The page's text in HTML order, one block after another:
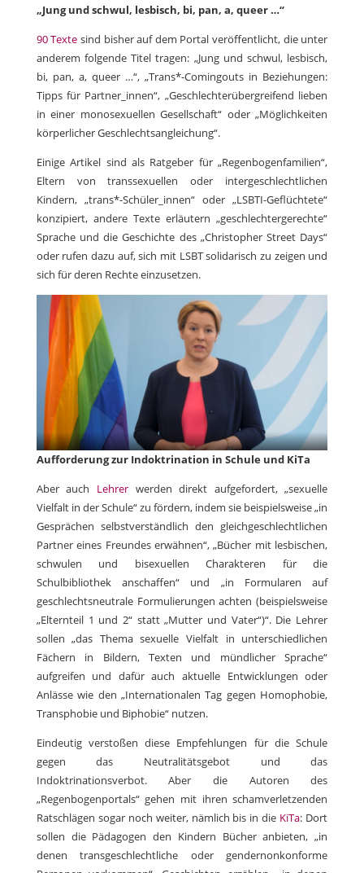
„Jung und schwul, lesbisch, bi, pan, a, queer …“
90 Texte sind bisher auf dem Portal veröffentlicht, die unter
anderem folgende Titel tragen: „Jung und schwul, lesbisch,
bi, pan, a, queer …“, „Trans*-Comingouts in Beziehungen:
Tipps für Partner_innen“, „Geschlechterübergreifend lieben
in einer monosexuellen Gesellschaft“ oder „Möglichkeiten
körperlicher Geschlechtsangleichung“.
Einige Artikel sind als Ratgeber für „Regenbogenfamilien“,
Eltern von transsexuellen oder intergeschlechtlichen
Kindern, „trans*-Schüler_innen“ oder „LSBTI-Geflüchtete“
konzipiert, andere Texte erläutern „geschlechtergerechte“
Sprache und die Geschichte des „Christopher Street Days“
oder rufen dazu auf, sich mit LSBT solidarisch zu zeigen und
sich für deren Rechte einzusetzen.
Aufforderung zur Indoktrination in Schule und KiTa
Aber auch Lehrerwerden direkt aufgefordert, „sexuelle
Vielfalt in der Schule“ zu fördern, indem sie beispielsweise „in
Gesprächen selbstverständlich den gleichgeschlechtlichen
Partner eines Freundes erwähnen“, „Bücher mit lesbischen,
schwulen und bisexuellen Charakteren für die
Schulbibliothek anschaffen“ und „in Formularen auf
geschlechtsneutrale Formulierungen achten (beispielsweise
„Elternteil 1 und 2“ statt „Mutter und Vater“)“. Die Lehrer
sollen „das Thema sexuelle Vielfalt in unterschiedlichen
Fächern in Bildern, Texten und mündlicher Sprache“
aufgreifen und dafür auch aktuelle Entwicklungen oder
Anlässe wie den „Internationalen Tag gegen Homophobie,
Transphobie und Biphobie“ nutzen.
Eindeutig verstoßen diese Empfehlungen für die Schule
gegen das Neutralitätsgebot und das
Indoktrinationsverbot. Aber die Autoren des
„Regenbogenportals“ gehen mit ihren schamverletzenden
Ratschlägen sogar noch weiter, nämlich bis in die KiTa: Dort
sollen die Pädagogen den Kindern Bücher anbieten, „in
denen transgeschlechtliche oder gendernonkonforme